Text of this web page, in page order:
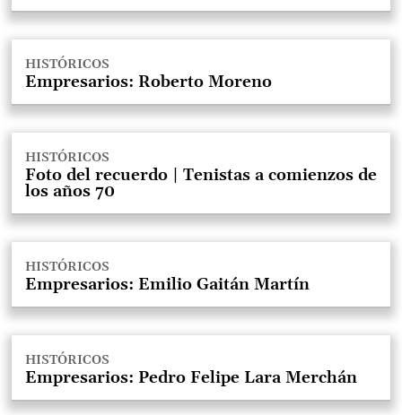
HISTÓRICOS
Empresarios: Roberto Moreno
HISTÓRICOS
Foto del recuerdo | Tenistas a comienzos de
los años 70
HISTÓRICOS
Empresarios: Emilio Gaitán Martín
HISTÓRICOS
Empresarios: Pedro Felipe Lara Merchán